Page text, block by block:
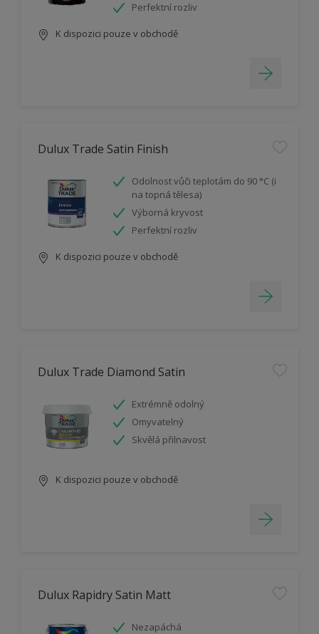
Perfektní rozliv
K dispozici pouze v obchodě
Dulux Trade Satin Finish
Odolnost vůči teplotám do 90 °C (i
na topná tělesa)
Výborná kryvost
Perfektní rozliv
K dispozici pouze v obchodě
Dulux Trade Diamond Satin
Extrémně odolný
Omyvatelný
Skvělá přilnavost
K dispozici pouze v obchodě
Dulux Rapidry Satin Matt
Nezapáchá